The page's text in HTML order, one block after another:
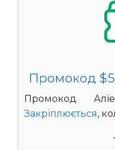
Промокод
Промокод
Закріплюється,